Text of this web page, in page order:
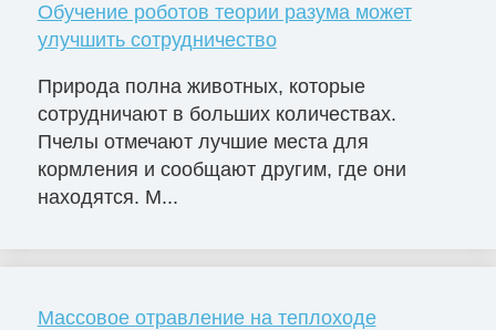
Обучение роботов теории разума может
улучшить сотрудничество
Природа полна животных, которые
сотрудничают в больших количествах.
Пчелы отмечают лучшие места для
кормления и сообщают другим, где они
находятся. М...
Массовое отравление на теплоходе